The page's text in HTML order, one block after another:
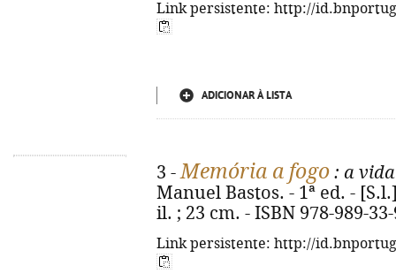
Link persistente: http://
ADICIONAR À LISTA
3 -Memória a fogo : a
Manuel Bastos. - 1ª ed. -
il. ; 23 cm. - ISBN 978-989-
Link persistente: http://